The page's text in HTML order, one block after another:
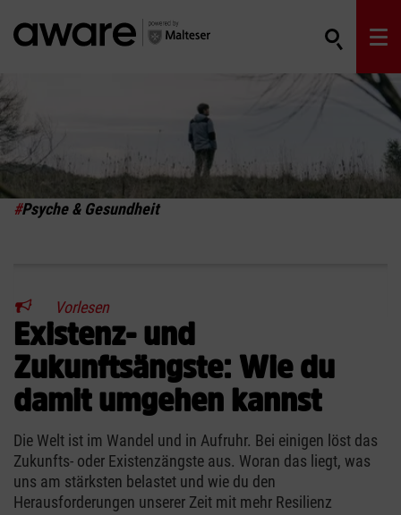
#Psyche & Gesundheit
Vorlesen
Existenz- und
Zukunftsängste: Wie du
damit umgehen kannst
Die Welt ist im Wandel und in Aufruhr. Bei einigen löst das
Zukunfts- oder Existenzängste aus. Woran das liegt, was
uns am stärksten belastet und wie du den
Herausforderungen unserer Zeit mit mehr Resilienz